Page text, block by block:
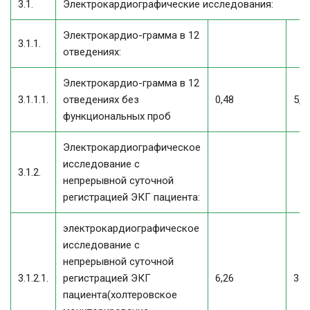
3.1. Электрокардиографические исследования:
3.1.1.
Электрокардио-грамма в 12
отведениях:
3.1.1.1.
Электрокардио-грамма в 12
отведениях без
функциональных проб
0,48
3.1.2.
Электрокардиографическое
исследование с
непрерывной суточной
регистрацией ЭКГ пациента:
3.1.2.1.
электрокардиографическое
исследование с
непрерывной суточной
регистрацией ЭКГ
пациента(холтеровское
6,26